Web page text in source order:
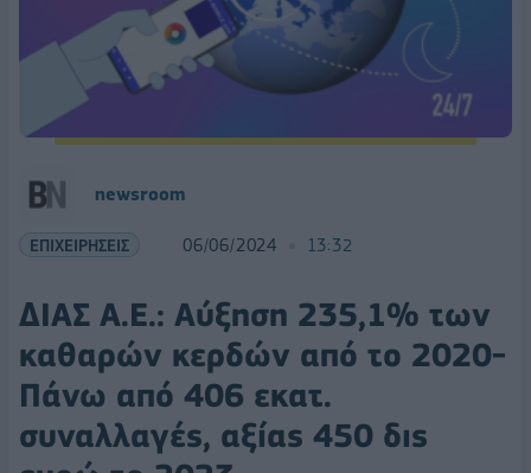
newsroom
ΕΠΙΧΕΙΡΗΣΕΙΣ 06/06/2024 13:32
ΔΙΑΣ Α.Ε.: Αύξηση 235,1% των
καθαρών κερδών από το 2020-
Πάνω από 406 εκατ.
συναλλαγές, αξίας 450 δις